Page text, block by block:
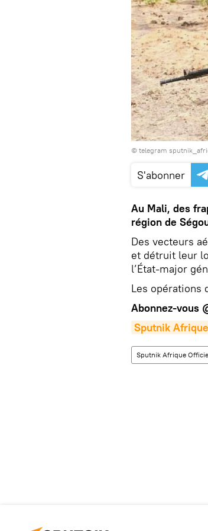
© telegram
S'abonner
Au Mali, des
région de
Des vecteurs
et détruit leur
l’État-major
Les opérations
Abonnez-vous
Sputnik Afrique
Sputnik Afrique